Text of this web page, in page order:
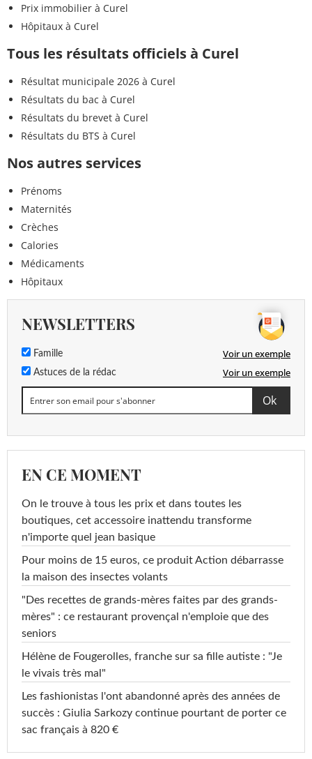
Prix immobilier à Curel
Hôpitaux à Curel
Tous les résultats officiels à Curel
Résultat municipale 2026 à Curel
Résultats du bac à Curel
Résultats du brevet à Curel
Résultats du BTS à Curel
Nos autres services
Prénoms
Maternités
Crèches
Calories
Médicaments
Hôpitaux
NEWSLETTERS
Famille Voir un exemple
Astuces de la rédac Voir un exemple
EN CE MOMENT
On le trouve à tous les prix et dans toutes les
boutiques, cet accessoire inattendu transforme
n'importe quel jean basique
Pour moins de 15 euros, ce produit Action débarrasse
la maison des insectes volants
"Des recettes de grands-mères faites par des grands-
mères" : ce restaurant provençal n'emploie que des
seniors
Hélène de Fougerolles, franche sur sa fille autiste : "Je
le vivais très mal"
Les fashionistas l'ont abandonné après des années de
succès : Giulia Sarkozy continue pourtant de porter ce
sac français à 820 €